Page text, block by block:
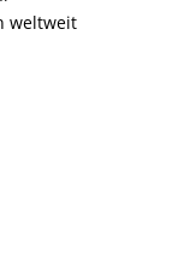
weltweit